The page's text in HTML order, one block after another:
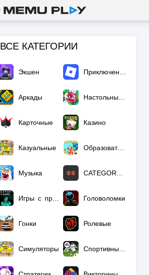
ВСЕ КАТЕГОРИИ
Экшен
Аркады
Карточные Казино
Казуальные Образовательные
Музыка
Головоломки
Гонки Ролевые
Симуляторы